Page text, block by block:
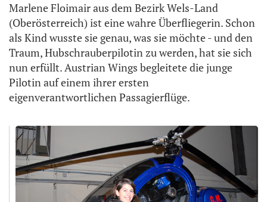
Marlene Floimair aus dem Bezirk Wels-Land
(Oberösterreich) ist eine wahre Überfliegerin. Schon
als Kind wusste sie genau, was sie möchte - und den
Traum, Hubschrauberpilotin zu werden, hat sie sich
nun erfüllt. Austrian Wings begleitete die junge
Pilotin auf einem ihrer ersten
eigenverantwortlichen Passagierflüge.